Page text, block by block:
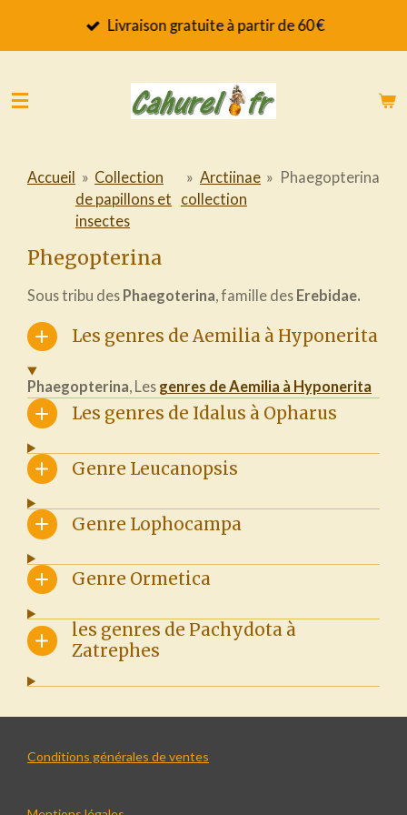
Livraison gratuite à partir de 60 €
Accueil » Collection
de papillons et
insectes
» Arctiinae
collection
» Phaegopterina
Phegopterina
Sous tribu des Phaegoterina, famille des Erebidae.
Les genres de Aemilia à Hyponerita
Phaegopterina, Les genres de Aemilia à Hyponerita
Les genres de Idalus à Opharus
Genre Leucanopsis
Genre Lophocampa
Genre Ormetica
les genres de Pachydota à
Zatrephes
Conditions générales de ventes